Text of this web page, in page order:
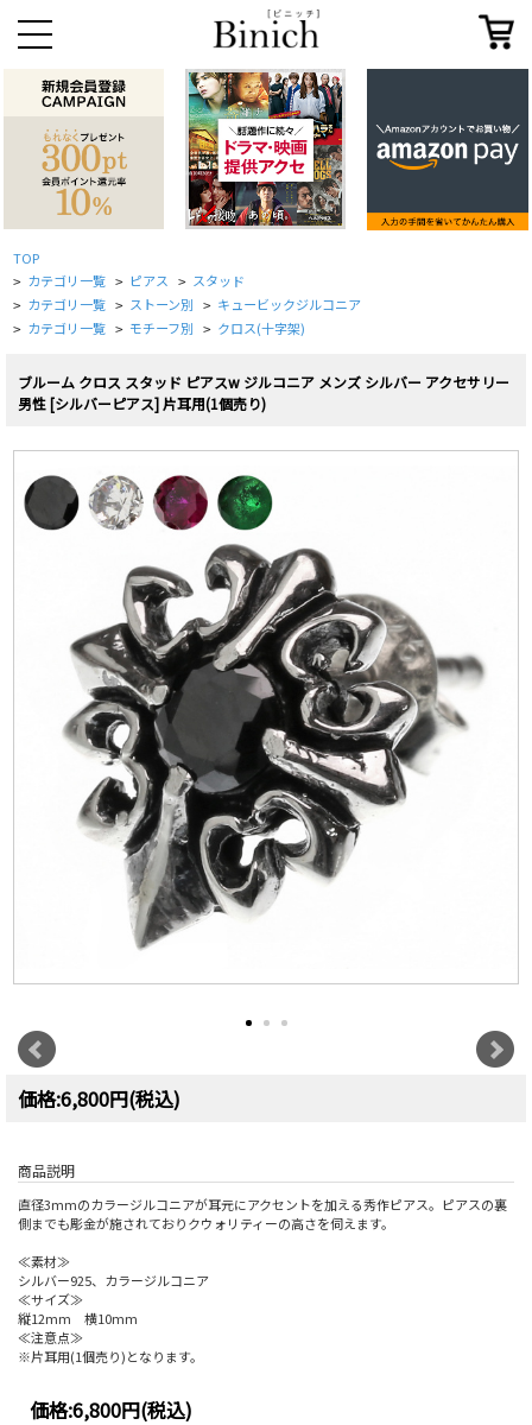
TOP
> カテゴリ一覧 > ピアス > スタッド
> カテゴリ一覧 > ストーン別 > キュービックジルコニア
> カテゴリ一覧 > モチーフ別 > クロス(十字架)
ブルーム クロス スタッド ピアスw ジルコニア メンズ シルバー アクセサリー
男性 [シルバーピアス] 片耳用(1個売り)
価格:6,800円(税込)
商品説明
直径3mmのカラージルコニアが耳元にアクセントを加える秀作ピアス。ピアスの裏
側までも彫金が施されておりクウォリティーの高さを伺えます。
≪素材≫
シルバー925、カラージルコニア
≪サイズ≫
縦12mm 横10mm
≪注意点≫
※片耳用(1個売り)となります。
価格:6,800円(税込)